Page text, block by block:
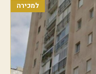
למכירה